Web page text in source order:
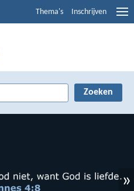
Thema's Inschrijven
»